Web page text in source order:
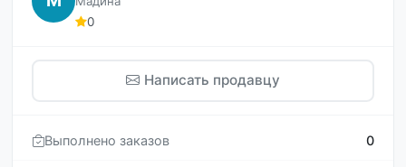
0
Написать продавцу
Выполнено заказов 0